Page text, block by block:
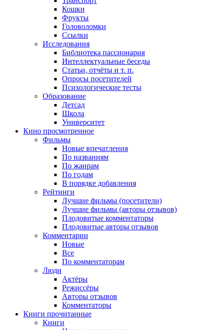
Кошки
Фрукты
Головоломки
Ссылки
Исследования
Библиотека пассионария
Интеллектуальные беседы
Статьи, отчёты и т. п.
Опросы посетителей
Психологические тесты
Образование
Детсад
Школа
Университет
Кино просмотренное
Фильмы
Новые впечатления
По названиям
По жанрам
По годам
В порядке добавления
Рейтинги
Лучшие фильмы (посетители)
Лучшие фильмы (авторы отзывов)
Плодовитые комментаторы
Плодовитые авторы отзывов
Комментарии
Новые
Все
По комментаторам
Люди
Актёры
Режиссёры
Авторы отзывов
Комментаторы
Книги прочитанные
Книги